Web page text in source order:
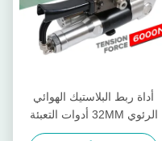
أداة ربط البلاستيك الهوائي
الرئوي 32MM أدوات التعبئة
الأثقل للخدمة البضائع أداة التوتر